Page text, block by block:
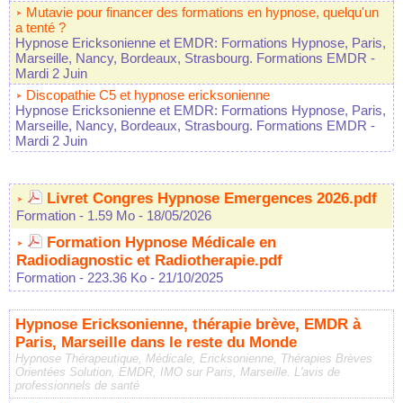
Mutavie pour financer des formations en hypnose, quelqu'un
a tenté ?
Hypnose Ericksonienne et EMDR: Formations Hypnose, Paris,
Marseille, Nancy, Bordeaux, Strasbourg. Formations EMDR -
Mardi 2 Juin
Discopathie C5 et hypnose ericksonienne
Hypnose Ericksonienne et EMDR: Formations Hypnose, Paris,
Marseille, Nancy, Bordeaux, Strasbourg. Formations EMDR -
Mardi 2 Juin
Livret Congres Hypnose Emergences 2026.pdf
Formation - 1.59 Mo - 18/05/2026
Formation Hypnose Médicale en
Radiodiagnostic et Radiotherapie.pdf
Formation - 223.36 Ko - 21/10/2025
Hypnose Ericksonienne, thérapie brève, EMDR à
Paris, Marseille dans le reste du Monde
Hypnose Thérapeutique, Médicale, Ericksonienne, Thérapies Brèves
Orientées Solution, EMDR, IMO sur Paris, Marseille. L'avis de
professionnels de santé